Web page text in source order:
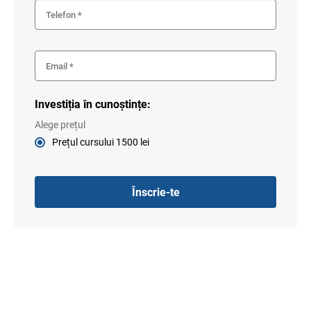
Investiția în cunoștințe:
Alege prețul
Prețul cursului 1500 lei
Înscrie-te